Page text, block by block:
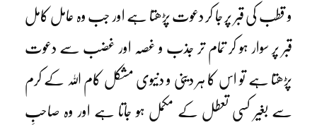
و قطب کی قبر پر جا کر دعوت پڑھتا ہے اور جب وہ عامل کامل
قبر پر سوار ہو کر تمام تر جذب و غصہ اور غضب سے دعوت
پڑھتا ہے تو اس کا ہر دینی و دنیوی مشکل کام اللہ کے کرم
سے بغیر کسی تعطل کے مکمل ہو جاتا ہے اور وہ صاحبِ